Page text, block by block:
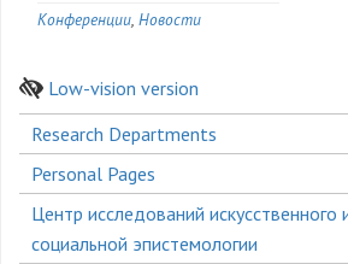
Конференции Новости
Low-vision version
Боковое
меню
Research Departments
Personal Pages
Центр исследований искусственного
социальной эпистемологии